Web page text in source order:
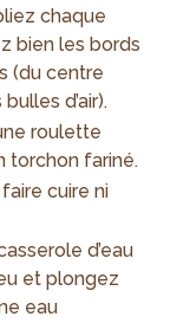
chaque
bien les bords
(du centre
d’air).
roulette
torchon fariné.
cuire ni
d’eau
et plongez
eau